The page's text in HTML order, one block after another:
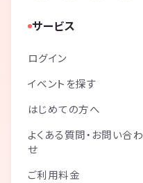
サービス
ログイン
イベントを探す
はじめての方へ
よくある質問・お問い合わ
せ
ご利用料金